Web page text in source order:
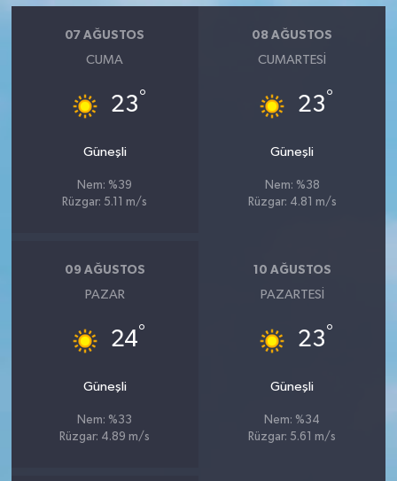
07 AĞUSTOS
CUMA
23°
Güneşli
Nem: %39
Rüzgar: 5.11 m/s
08 AĞUSTOS
CUMARTESI
23°
Güneşli
Nem: %38
Rüzgar: 4.81 m/s
09 AĞUSTOS
PAZAR
24°
Güneşli
Nem: %33
Rüzgar: 4.89 m/s
10 AĞUSTOS
PAZARTESI
23°
Güneşli
Nem: %34
Rüzgar: 5.61 m/s